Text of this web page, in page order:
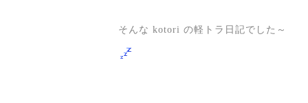
そんな kotori の軽トラ日記でした～